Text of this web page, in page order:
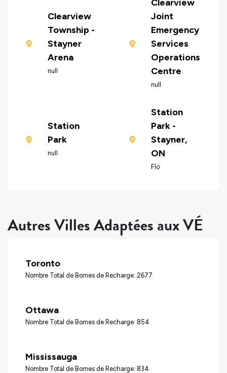
Clearview
Township -
Stayner
Arena
null
Clearview
Joint
Emergency
Services
Operations
Centre
null
Station
Park
null
Station
Park -
Stayner,
ON
Flo
Autres Villes Adaptées aux VÉ
Toronto
Nombre Total de Bornes de Recharge: 2677
Ottawa
Nombre Total de Bornes de Recharge: 854
Mississauga
Nombre Total de Bornes de Recharge: 834